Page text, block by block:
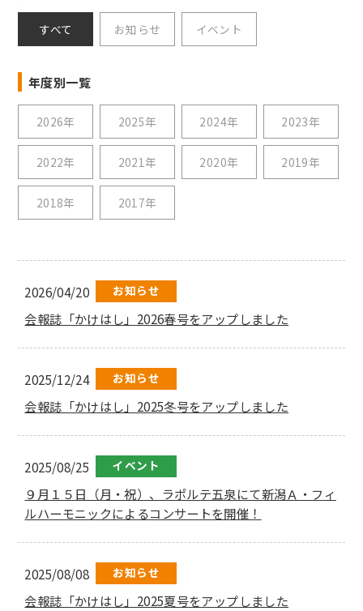
すべて お知らせ イベント
年度別一覧
2026年 2025年 2024年 2023年
2022年 2021年 2020年 2019年
2018年 2017年
2026/04/20 お知らせ
会報誌「かけはし」2026春号をアップしました
2025/12/24 お知らせ
会報誌「かけはし」2025冬号をアップしました
2025/08/25 イベント
９月１５日（月・祝）、ラポルテ五泉にて新潟Ａ・フィ
ルハーモニックによるコンサートを開催！
2025/08/08 お知らせ
会報誌「かけはし」2025夏号をアップしました